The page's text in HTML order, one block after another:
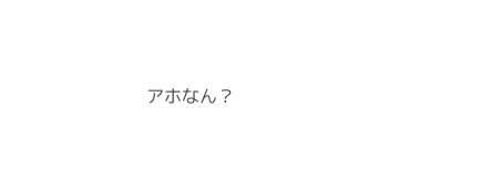
アホなん？